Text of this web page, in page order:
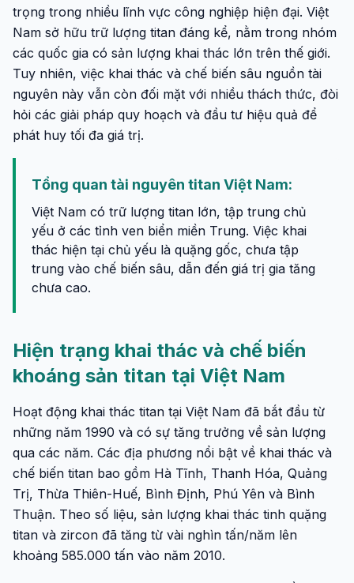
trọng trong nhiều lĩnh vực công nghiệp hiện đại. Việt
Nam sở hữu trữ lượng titan đáng kể, nằm trong nhóm
các quốc gia có sản lượng khai thác lớn trên thế giới.
Tuy nhiên, việc khai thác và chế biến sâu nguồn tài
nguyên này vẫn còn đối mặt với nhiều thách thức, đòi
hỏi các giải pháp quy hoạch và đầu tư hiệu quả để
phát huy tối đa giá trị.
Tổng quan tài nguyên titan Việt Nam:
Việt Nam có trữ lượng titan lớn, tập trung chủ
yếu ở các tỉnh ven biển miền Trung. Việc khai
thác hiện tại chủ yếu là quặng gốc, chưa tập
trung vào chế biến sâu, dẫn đến giá trị gia tăng
chưa cao.
Hiện trạng khai thác và chế biến
khoáng sản titan tại Việt Nam
Hoạt động khai thác titan tại Việt Nam đã bắt đầu từ
những năm 1990 và có sự tăng trưởng về sản lượng
qua các năm. Các địa phương nổi bật về khai thác và
chế biến titan bao gồm Hà Tĩnh, Thanh Hóa, Quảng
Trị, Thừa Thiên-Huế, Bình Định, Phú Yên và Bình
Thuận. Theo số liệu, sản lượng khai thác tinh quặng
titan và zircon đã tăng từ vài nghìn tấn/năm lên
khoảng 585.000 tấn vào năm 2010.